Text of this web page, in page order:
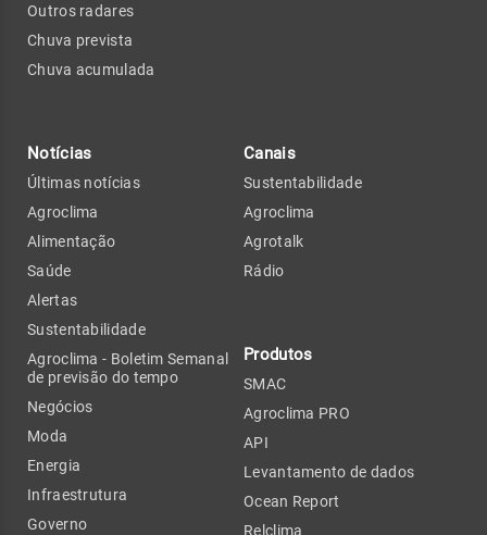
Outros radares
Chuva prevista
Chuva acumulada
Notícias
Últimas notícias
Agroclima
Alimentação
Saúde
Alertas
Sustentabilidade
Agroclima - Boletim Semanal
de previsão do tempo
Negócios
Moda
Energia
Infraestrutura
Governo
Canais
Sustentabilidade
Agroclima
Agrotalk
Rádio
Produtos
SMAC
Agroclima PRO
API
Levantamento de dados
Ocean Report
Relclima